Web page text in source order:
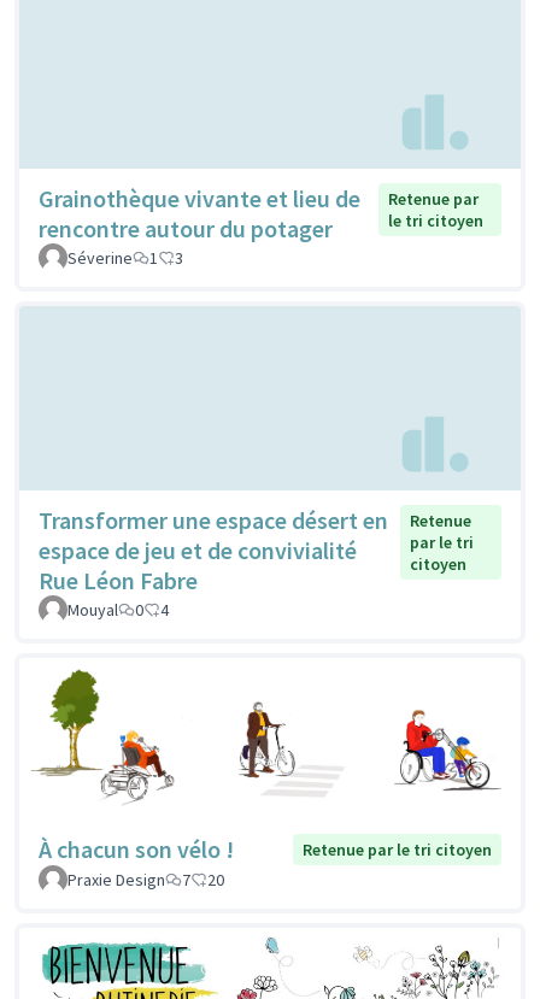
Grainothèque vivante et lieu de
rencontre autour du potager
Retenue par
le tri citoyen
Séverine
1 3
Transformer une espace désert en
espace de jeu et de convivialité
Rue Léon Fabre
Retenue
par le tri
citoyen
Mouyal 0 4
À chacun son vélo !
Retenue par le tri citoyen
Praxie Design
7 20